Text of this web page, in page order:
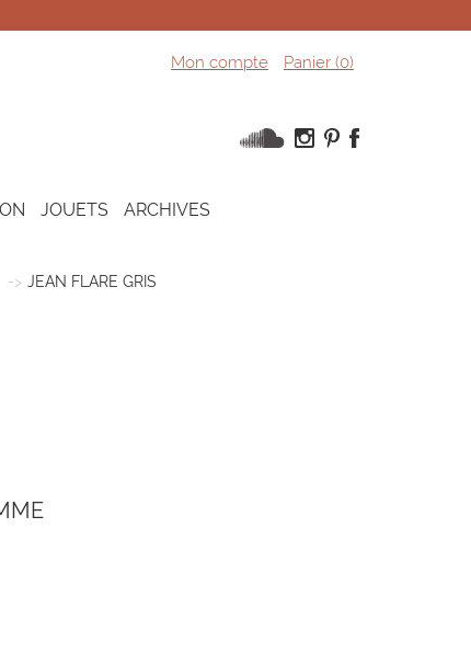
Mon compte Panier (0)
JOUETS ARCHIVES
JEAN FLARE GRIS